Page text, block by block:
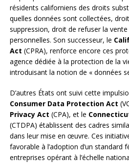
résidents californiens des droits
quelles données sont collectées,
suppression, droit de refuser la
personnelles. Son successeur, le
Act (CPRA), renforce encore ces
agence dédiée à la protection de la
introduisant la notion de « données
D’autres États ont suivi cette
Consumer Data Protection Act
Privacy Act (CPA), et le
(CTDPA) établissent des cadres
dans leur mise en œuvre. Ces
favorable à l’adoption d’un standard
entreprises opérant à l’échelle